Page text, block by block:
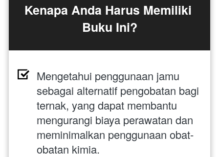
Kenapa Anda Harus Memiliki
Buku Ini?
Mengetahui penggunaan jamu
sebagai alternatif pengobatan bagi
ternak, yang dapat membantu
mengurangi biaya perawatan dan
meminimalkan penggunaan obat-
obatan kimia.